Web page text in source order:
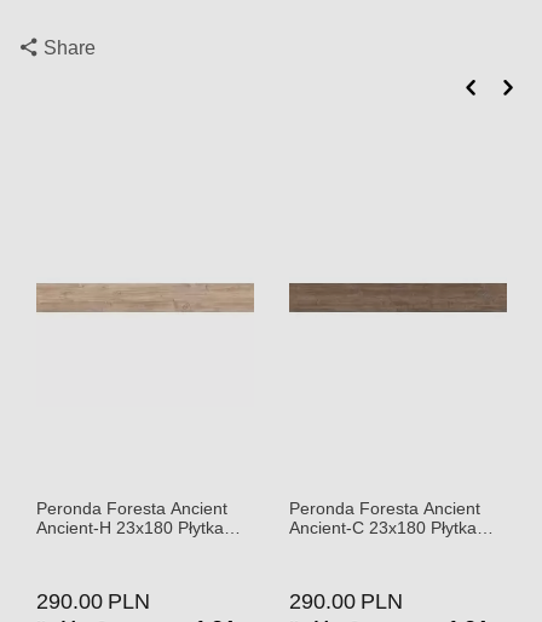
Share
Peronda Foresta Ancient
Ancient-H 23x180 Płytka
290.00 PLN
Peronda Foresta Ancient
Ancient-C 23x180 Płytka
290.00 PLN